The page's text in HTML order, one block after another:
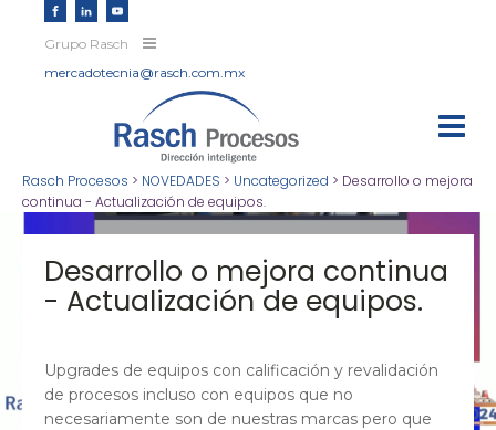
Grupo Rasch
mercadotecnia@rasch.com.mx
Rasch Procesos > NOVEDADES > Uncategorized > Desarrollo o mejora
continua - Actualización de equipos.
Desarrollo o mejora continua
- Actualización de equipos.
Upgrades de equipos con calificación y revalidación
de procesos incluso con equipos que no
necesariamente son de nuestras marcas pero que